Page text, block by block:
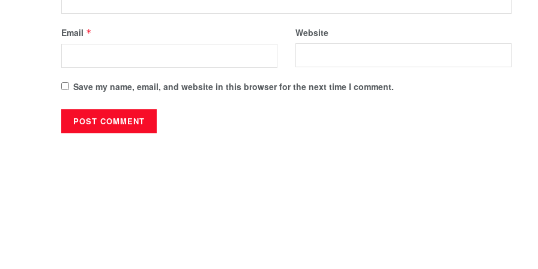
Email * Website
Save my name, email, and website in this browser for the next time I comment.